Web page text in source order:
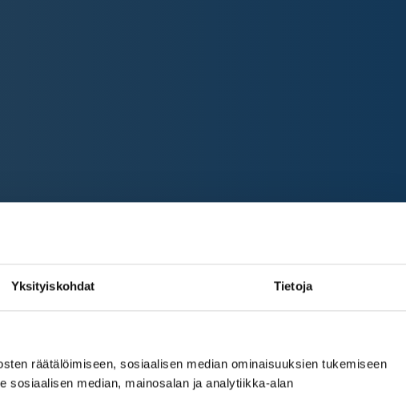
Yksityiskohdat Tietoja
räätälöimiseen, sosiaalisen median ominaisuuksien tukemiseen
sosiaalisen median, mainosalan ja analytiikka-alan
Grani